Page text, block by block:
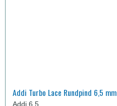
Addi Turbo Lace Rundpind 6,5 mm
Addi 6,5